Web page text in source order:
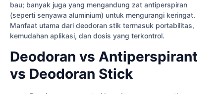
bau; banyak juga yang mengandung zat antiperspiran
(seperti senyawa aluminium) untuk mengurangi keringat.
Manfaat utama dari deodoran stik termasuk portabilitas,
kemudahan aplikasi, dan dosis yang terkontrol.
Deodoran vs Antiperspirant
vs Deodoran Stick